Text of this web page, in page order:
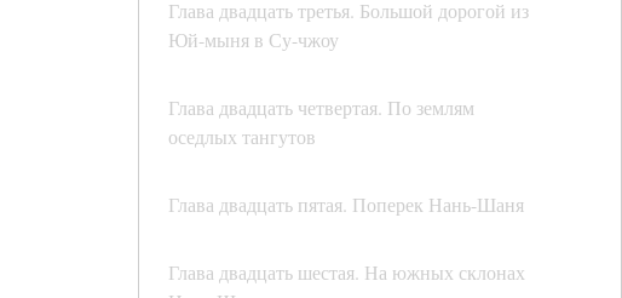
Глава двадцать третья. Большой дорогой из
Юй-мыня в Су-чжоу
Глава двадцать четвертая. По землям
оседлых тангутов
Глава двадцать пятая. Поперек Нань-Шаня
Глава двадцать шестая. На южных склонах